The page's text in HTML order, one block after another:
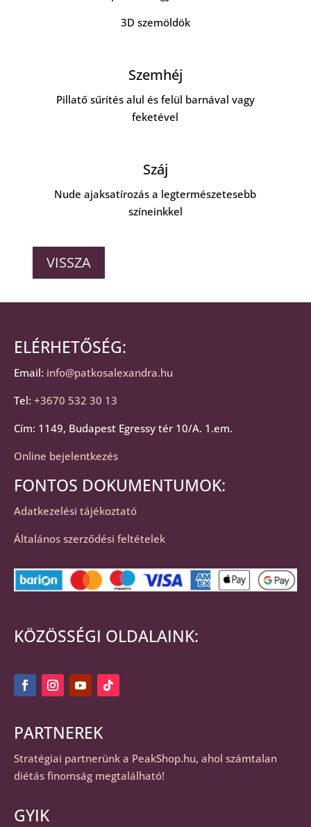
3D szemöldök
Szemhéj
Pillatő sűrítés alul és felül barnával vagy
feketével
Száj
Nude ajaksatírozás a legtermészetesebb
színeinkkel
VISSZA
ELÉRHETŐSÉG:
Email: info@patkosalexandra.hu
Tel: +3670 532 30 13
Cím: 1149, Budapest Egressy tér 10/A. 1.em.
Online bejelentkezés
FONTOS DOKUMENTUMOK:
Adatkezelési tájékoztató
Általános szerződési feltételek
KÖZÖSSÉGI OLDALAINK:
PARTNEREK
Stratégiai partnerünk a PeakShop.hu, ahol számtalan
diétás finomság megtalálható!
GYIK